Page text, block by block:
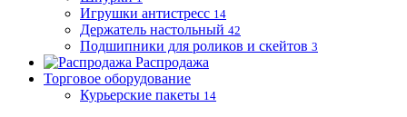
Игрушки антистресс 14
Держатель настольный 42
Подшипники для роликов и скейтов 3
Распродажа
Торговое оборудование
Курьерские пакеты 14